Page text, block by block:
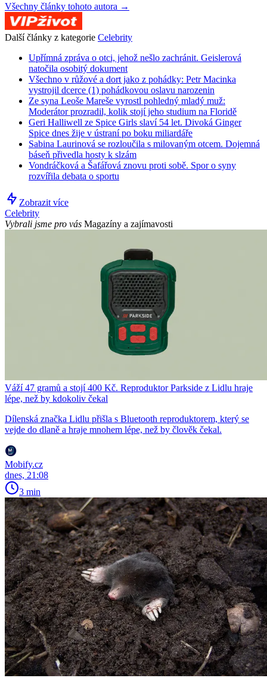
Všechny články tohoto autora →
Další články z kategorie Celebrity
Upřímná zpráva o otci, jehož nešlo zachránit. Geislerová
natočila osobitý dokument
Všechno v růžové a dort jako z pohádky: Petr Macinka
vystrojil dcerce (1) pohádkovou oslavu narozenin
Ze syna Leoše Mareše vyrostl pohledný mladý muž:
Moderátor prozradil, kolik stojí jeho studium na Floridě
Geri Halliwell ze Spice Girls slaví 54 let. Divoká Ginger
Spice dnes žije v ústraní po boku miliardáře
Sabina Laurinová se rozloučila s milovaným otcem. Dojemná
báseň přivedla hosty k slzám
Vondráčková a Šafářová znovu proti sobě. Spor o syny
rozvířila debata o sportu
Zobrazit více
Celebrity
Vybrali jsme pro vás Magazíny a zajímavosti
Váží 47 gramů a stojí 400 Kč. Reproduktor Parkside z Lidlu hraje
lépe, než by kdokoliv čekal
Dílenská značka Lidlu přišla s Bluetooth reproduktorem, který se
vejde do dlaně a hraje mnohem lépe, než by člověk čekal.
Mobify.cz
dnes, 21:08
3 min